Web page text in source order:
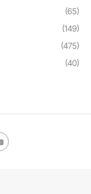
(65)
(149)
(475)
(40)